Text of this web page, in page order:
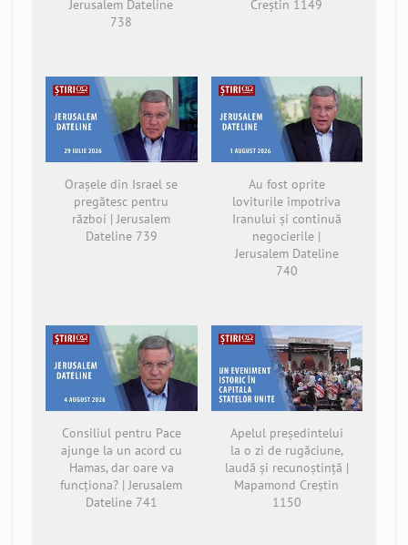
Jerusalem Dateline
738
Creștin 1149
Orașele din Israel se
pregătesc pentru
război | Jerusalem
Dateline 739
Au fost oprite
loviturile împotriva
Iranului și continuă
negocierile |
Jerusalem Dateline
740
Consiliul pentru Pace
ajunge la un acord cu
Hamas, dar oare va
funcționa? | Jerusalem
Dateline 741
Apelul președintelui
la o zi de rugăciune,
laudă și recunoștință |
Mapamond Creștin
1150